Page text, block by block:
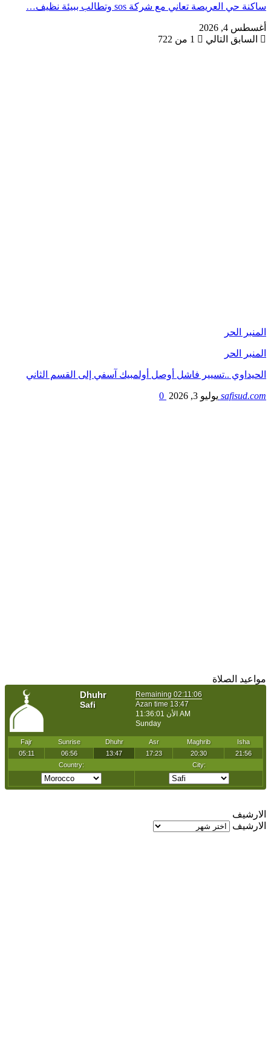
ساكنة حي العريصة تعاني مع شركة sos وتطالب ببيئة نظيف…
أغسطس 4, 2026
السابق التالي 1 من 722
المنبر الحر
المنبر الحر
الحيداوي ..تسيير فاشل أوصل أولمبيك آسفي إلى القسم الثاني
safisud.com يوليو 3, 2026
مواعيد الصلاة
الارشيف
الارشيف